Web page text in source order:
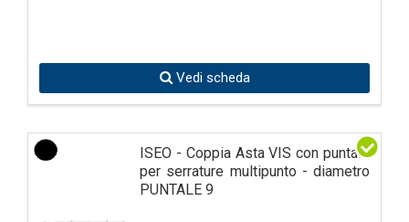
Vedi scheda
ISEO - Coppia Asta VIS con puntale
per serrature multipunto - diametro
PUNTALE 9